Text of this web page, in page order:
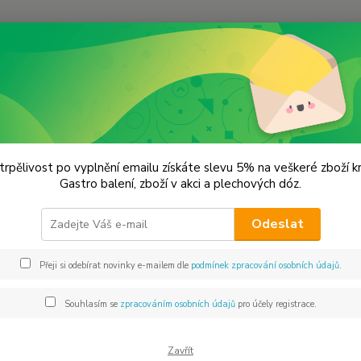
Plechové dózy - kořenky Plechová dóza s mašlí 1,002042,34 VÝPRODEJ
dóza s mašlí 1,002042,34
Bílá
po vyplnění emailu získáte slevu 5% na veškeré zboží
Gastro balení, zboží v akci a plechových dóz.
Odeslat
Přeji si odebírat novinky e-mailem dle podmínek zpracování osobních údajů.
Souhlasím se zpracováním osobních údajůpro účely registrace.
Zavřít